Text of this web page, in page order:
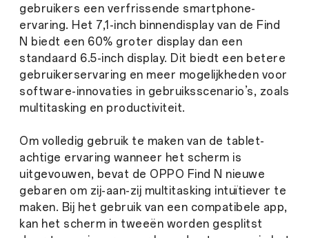
gebruikers een verfrissende smartphone-
ervaring. Het 7,1-inch binnendisplay van de Find
N biedt een 60% groter display dan een
standaard 6.5-inch display. Dit biedt een betere
gebruikerservaring en meer mogelijkheden voor
software-innovaties in gebruiksscenario’s, zoals
multitasking en productiviteit.
Om volledig gebruik te maken van de tablet-
achtige ervaring wanneer het scherm is
uitgevouwen, bevat de OPPO Find N nieuwe
gebaren om zij-aan-zij multitasking intuïtiever te
maken. Bij het gebruik van een compatibele app,
kan het scherm in tweeën worden gesplitst